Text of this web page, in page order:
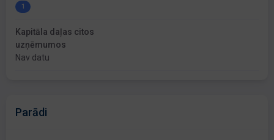
1
Kapitāla daļas citos
uzņēmumos
Nav datu
Parādi